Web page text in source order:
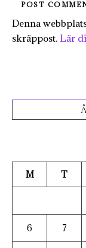
Denna
skräppost. Lär
M T
6 7